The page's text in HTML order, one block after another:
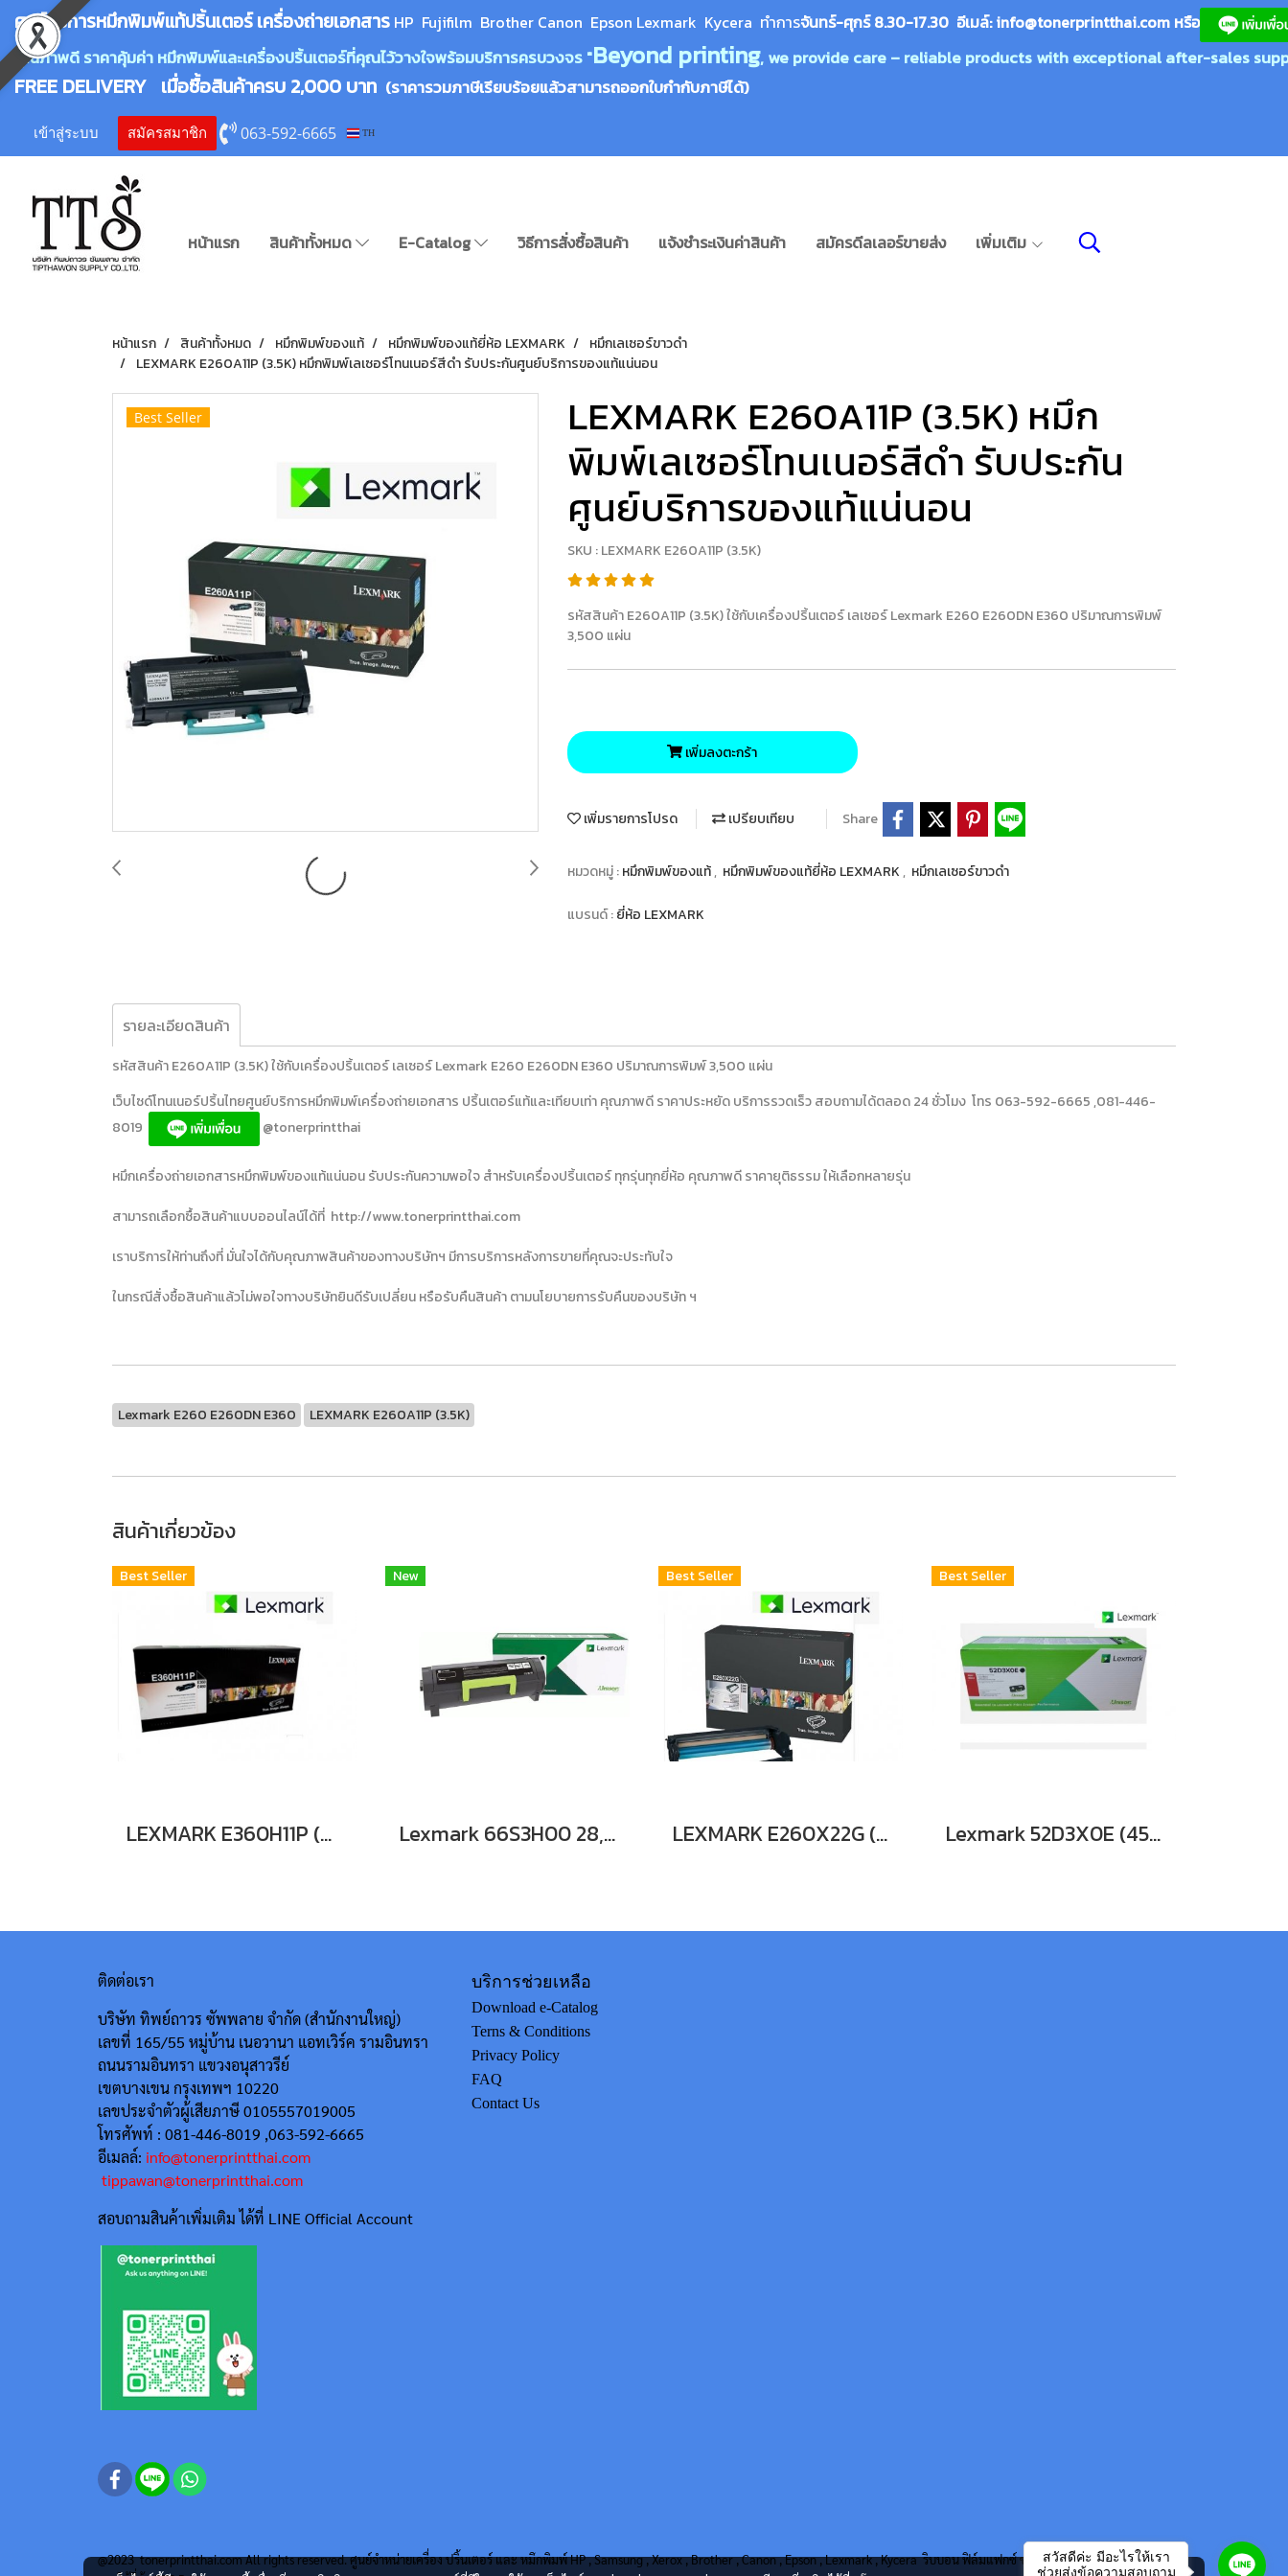
ศูนย์บริการหมึกพิมพ์แท้ปริ้นเตอร์ เครื่องถ่ายเอกสาร HP Fujifilm Brother Canon Epson Lexmark Kycera ทำการจันทร์-ศุกร์ 8.30-17.30 อีเมล์:info@tonerprintthai.com หรือ
คุณภาพดี ราคาคุ้มค่า หมึกพิมพ์และเครื่องปริ้นเตอร์ที่คุณไว้วางใจพร้อมบริการครบวงจร "Beyond printing, we provide care – reliable products with exceptional after-sales
FREE DELIVERY เมื่อซื้อสินค้าครบ 2,000 บาท (ราคารวมภาษีเรียบร้อยแล้วสามารถออกใบกำกับภาษีได้)
เข้าสู่ระบบ สมัครสมาชิก 063-592-6665 TH
หน้าแรก สินค้าทั้งหมด E-Catalog วิธีการสั่งซื้อสินค้า แจ้งชำระเงินค่าสินค้า สมัครดีลเลอร์ขายส่ง เพิ่มเติม
หน้าแรก สินค้าทั้งหมด หมึกพิมพ์ของแท้ หมึกพิมพ์ของแท้ยี่ห้อ LEXMARK
หมึกเลเซอร์ขาวดำ
LEXMARK E260A11P (3.5K) หมึกพิมพ์เลเซอร์โทนเนอร์สีดำ รับประกันศูนย์บริการของแท้แน่นอน
Best Seller
LEXMARK E260A11P (3.5K) หมึก
พิมพ์เลเซอร์โทนเนอร์สีดำ รับประกัน
ศูนย์บริการของแท้แน่นอน
SKU : LEXMARK E260A11P (3.5K)
รหัสสินค้า E260A11P (3.5K) ใช้กับเครื่องปริ้นเตอร์ เลเซอร์ Lexmark E260 E260DN E360 ปริมาณการพิมพ์
3,500 แผ่น
เพิ่มลงตะกร้า
เพิ่มรายการโปรด เปรียบเทียบ Share
หมวดหมู่ :หมึกพิมพ์ของแท้, หมึกพิมพ์ของแท้ยี่ห้อ LEXMARK , หมึกเลเซอร์ขาวดำ
แบรนด์ :ยี่ห้อ LEXMARK
รายละเอียดสินค้า
รหัสสินค้า E260A11P (3.5K) ใช้กับเครื่องปริ้นเตอร์ เลเซอร์ Lexmark E260 E260DN E360 ปริมาณการพิมพ์ 3,500 แผ่น
เว็บไซด์โทนเนอร์ปริ้นไทยศูนย์บริการหมึกพิมพ์เครื่องถ่ายเอกสาร ปริ้นเตอร์แท้และเทียบเท่า คุณภาพดี ราคาประหยัด บริการรวดเร็ว สอบถามได้ตลอด 24 ชั่วโมง โทร 063-592-6665 ,081-446-
8019
@tonerprintthai
หมึกเครื่องถ่ายเอกสารหมึกพิมพ์ของแท้แน่นอน รับประกันความพอใจ สำหรับเครื่องปริ้นเตอร์ ทุกรุ่นทุกยี่ห้อ คุณภาพดี ราคายุติธรรม ให้เลือกหลายรุ่น
สามารถเลือกซื้อสินค้าแบบออนไลน์ได้ที่ http://www.tonerprintthai.com
เราบริการให้ท่านถึงที่ มั่นใจได้กับคุณภาพสินค้าของทางบริษัทฯ มีการบริการหลังการขายที่คุณจะประทับใจ
ในกรณีสั่งซื้อสินค้าแล้วไม่พอใจทางบริษัทยินดีรับเปลี่ยน หรือรับคืนสินค้า ตามนโยบายการรับคืนของบริษัท ฯ
Lexmark E260 E260DN E360 LEXMARK E260A11P (3.5K)
สินค้าเกี่ยวข้อง
Best Seller
LEXMARK E360H11P (9K) หมึกพิมพ์เลเซอร์โทนเนอร์สีดำ รับประกันศูนย์บริการของแท้แน่นอน
New
Lexmark 66S3H00 28,400 แผ่น หมึกพิมพ์เลเซอร์โทนเนอร์ (สีดำ) รับประกันศูนย์บริการของแท้แน่นอน
Best Seller
LEXMARK E260X22G (60K) ตลับดรัมเลเซอร์โทนเนอร์สีดำ รับประกันศูนย์บริการของแท้แน่นอน
Best Seller
Lexmark 52D3X0E (45K) หมึกพิมพ์เลเซอร์โทนเนอร์ (สีดำ) รับประกันศูนย์บริการของแท้แน่นอน
ติดต่อเรา
บริษัท ทิพย์ถาวร ซัพพลาย จำกัด (สำนักงานใหญ่)
เลขที่ 165/55 หมู่บ้าน เนอวานา แอทเวิร์ค รามอินทรา
ถนนรามอินทรา แขวงอนุสาวรีย์
เขตบางเขน กรุงเทพฯ 10220
เลขประจำตัวผู้เสียภาษี 0105557019005
โทรศัพท์ : 081-446-8019 ,063-592-6665
อีเมลล์: info@tonerprintthai.com
tippawan@tonerprintthai.com
สอบถามสินค้าเพิ่มเติม ได้ที่ LINE Official Account
บริการช่วยเหลือ
Download e-Catalog
Terns & Conditions
Privacy Policy
FAQ
Contact Us
@2023 tonerprintthai.com All rights reserved. ศูนย์จำหน่ายเครื่อง ปริ้นเตอร์ และ หมึกพิมพ์ HP , Samsung , Xerox , Brother , Canon , Epson , Lexmark , Kycera ริบบอน ฟิล์มแฟกซ์ ของแท้ และ หมึกพิมพ์เทียบเท่า
สวัสดีค่ะ มีอะไรให้เรา
ช่วยส่งข้อความสอบถาม